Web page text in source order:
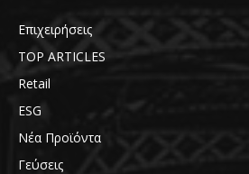
Επιχειρήσεις
TOP ARTICLES
Retail
ESG
Νέα Προϊόντα
Γεύσεις